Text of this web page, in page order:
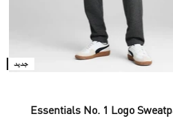
جديد
Essentials No. 1 Logo